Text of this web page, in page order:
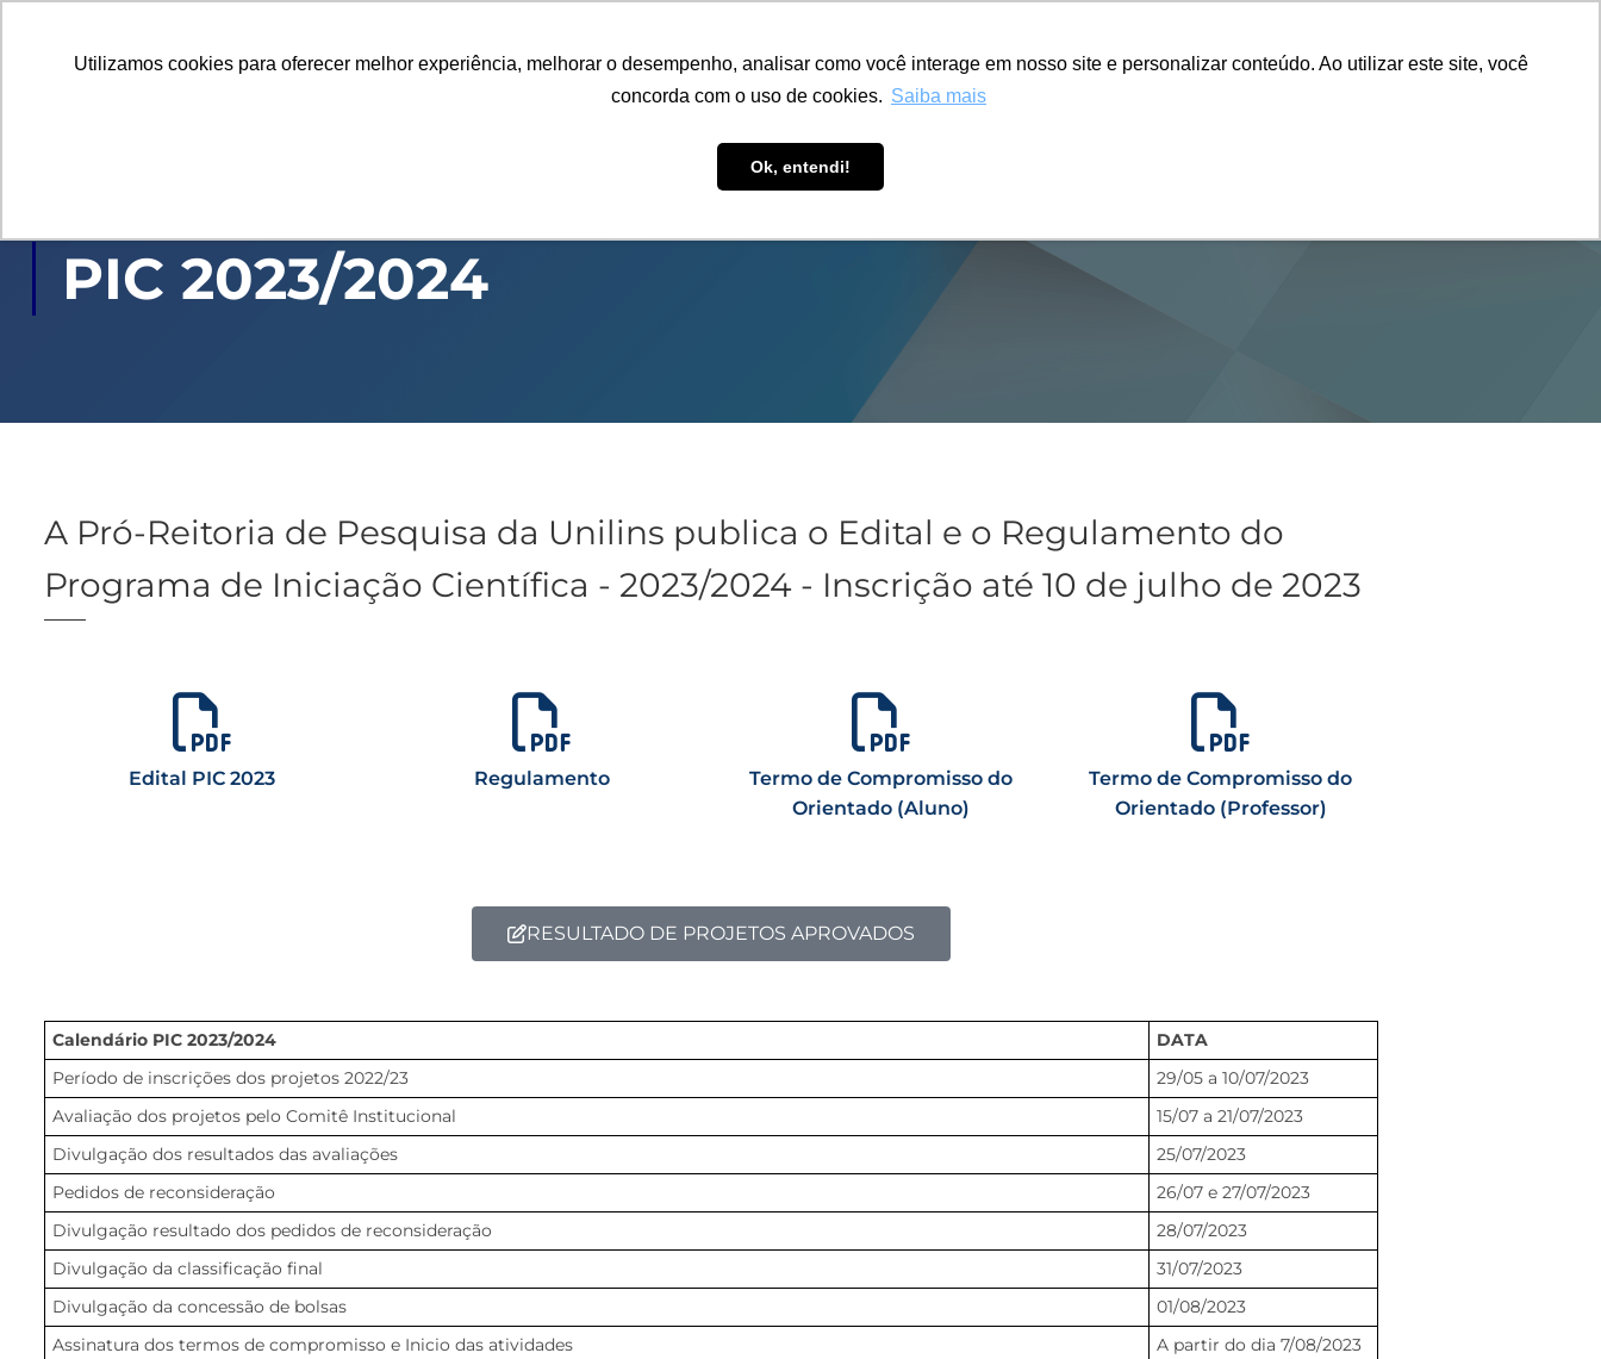
Utilizamos cookies para oferecer melhor experiência, melhorar o desempenho, analisar como você interage em nosso site e personalizar conteúdo. Ao utilizar este site, você
concorda com o uso de cookies. Saiba mais
Ok, entendi!
PÓS-GRADUAÇÃO CAPACITAÇÃO EXTENSÃO PESQUISA
PIC 2023/2024
A Pró-Reitoria de Pesquisa da Unilins publica o Edital e o Regulamento do
Programa de Iniciação Científica - 2023/2024 - Inscrição até 10 de julho de 2023
Edital PIC 2023 Regulamento
Termo de Compromisso do
Orientado (Aluno)
Termo de Compromisso do
Orientado (Professor)
RESULTADO DE PROJETOS APROVADOS
Calendário PIC 2023/2024
DATA
Período de inscrições dos projetos 2022/23
29/05 a 10/07/2023
Avaliação dos projetos pelo Comitê Institucional
15/07 a 21/07/2023
Divulgação dos resultados das avaliações
25/07/2023
Pedidos de reconsideração
26/07 e 27/07/2023
Divulgação resultado dos pedidos de reconsideração
28/07/2023
Divulgação da classificação final
31/07/2023
Divulgação da concessão de bolsas
01/08/2023
Assinatura dos termos de compromisso e Inicio das atividades
A partir do dia 7/08/2023